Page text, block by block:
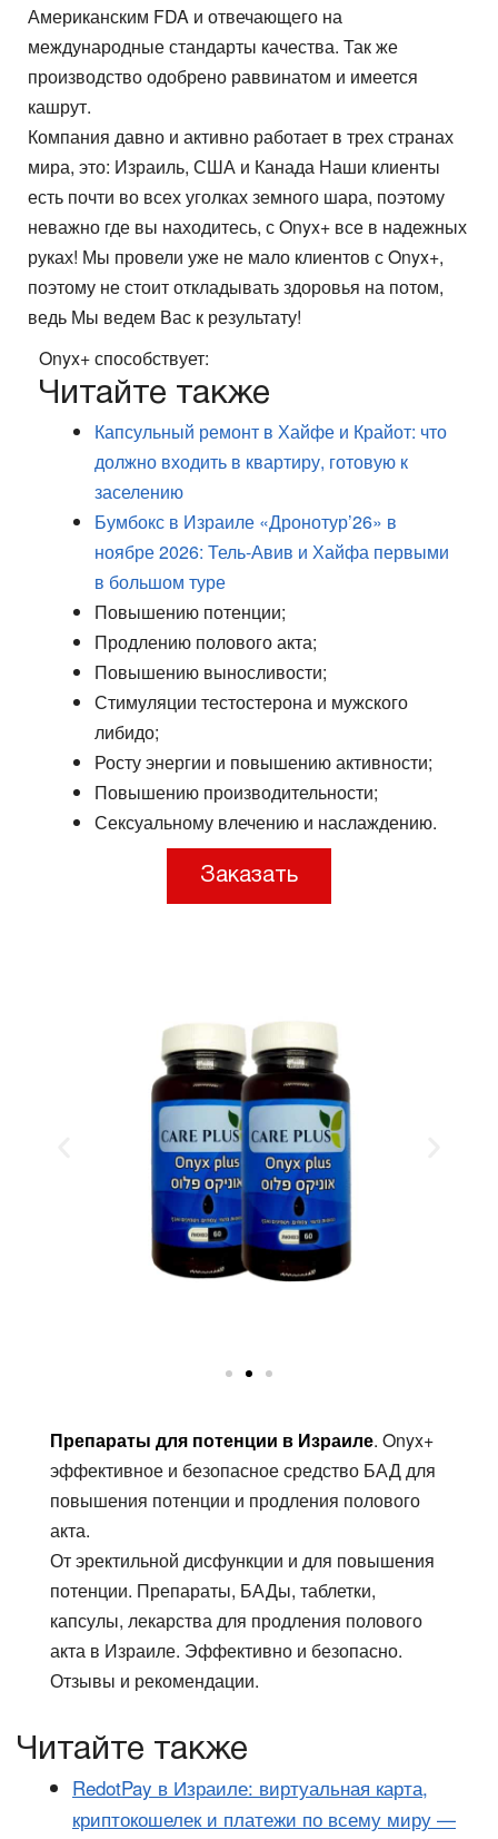
Американским FDA и отвечающего на
международные стандарты качества. Так же
производство одобрено раввинатом и имеется
кашрут.
Компания давно и активно работает в трех странах
мира, это: Израиль, США и Канада Наши клиенты
есть почти во всех уголках земного шара, поэтому
неважно где вы находитесь, с Onyx+ все в надежных
руках! Мы провели уже не мало клиентов с Onyx+,
поэтому не стоит откладывать здоровья на потом,
ведь Мы ведем Вас к результату!
Onyx+ способствует:
Читайте также
Капсульный ремонт в Хайфе и Крайот: что
должно входить в квартиру, готовую к
заселению
Бумбокс в Израиле «Дронотур’26» в
ноябре 2026: Тель-Авив и Хайфа первыми
в большом туре
Повышению потенции;
Продлению полового акта;
Повышению выносливости;
Стимуляции тестостерона и мужского
либидо;
Росту энергии и повышению активности;
Повышению производительности;
Сексуальному влечению и наслаждению.
Заказать
Препараты для потенции в Израиле. Onyx+
эффективное и безопасное средство БАД для
повышения потенции и продления полового
акта.
От эректильной дисфункции и для повышения
потенции. Препараты, БАДы, таблетки,
капсулы, лекарства для продления полового
акта в Израиле. Эффективно и безопасно.
Отзывы и рекомендации.
Читайте также
RedotPay в Израиле: виртуальная карта,
криптокошелек и платежи по всему миру —